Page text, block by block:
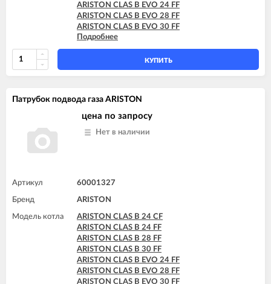
ARISTON CLAS B EVO 24 FF
ARISTON CLAS B EVO 28 FF
ARISTON CLAS B EVO 30 FF
ARISTON CLAS B X 24 FF
ARISTON CLAS B X 28 FF
Подробнее
КУПИТЬ
Патрубок подвода газа ARISTON
цена по запросу
Нет в наличии
Артикул 60001327
Бренд ARISTON
Модель котла
ARISTON CLAS B 24 CF
ARISTON CLAS B 24 FF
ARISTON CLAS B 28 FF
ARISTON CLAS B 30 FF
ARISTON CLAS B EVO 24 FF
ARISTON CLAS B EVO 28 FF
ARISTON CLAS B EVO 30 FF